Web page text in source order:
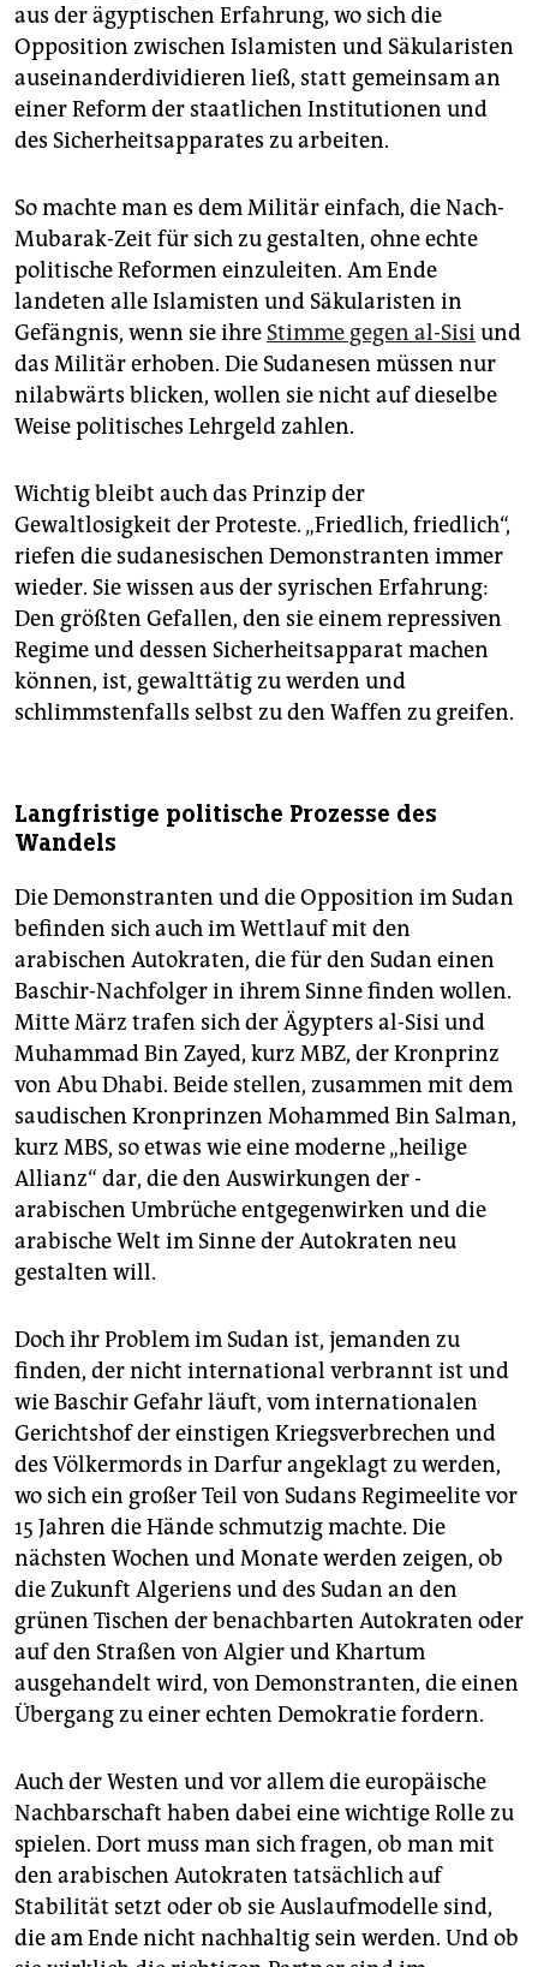
aus der ägyptischen Erfahrung, wo sich die
Opposition zwischen Islamisten und Säkularisten
auseinanderdividieren ließ, statt gemeinsam an
einer Reform der staatlichen Institutionen und
des Sicherheitsapparates zu arbeiten.
So machte man es dem Militär einfach, die Nach-
Mubarak-Zeit für sich zu gestalten, ohne echte
politische Reformen einzuleiten. Am Ende
landeten alle Islamisten und Säkularisten in
Gefängnis, wenn sie ihre Stimme gegen al-Sisiund
das Militär erhoben. Die Sudanesen müssen nur
nilabwärts blicken, wollen sie nicht auf dieselbe
Weise politisches Lehrgeld zahlen.
Wichtig bleibt auch das Prinzip der
Gewaltlosigkeit der Proteste. „Friedlich, friedlich“,
riefen die sudanesischen Demonstranten immer
wieder. Sie wissen aus der syrischen Erfahrung:
Den größten Gefallen, den sie einem repressiven
Regime und dessen Sicherheitsapparat machen
können, ist, gewalttätig zu werden und
schlimmstenfalls selbst zu den Waffen zu greifen.
Langfristige politische Prozesse des
Wandels
Die Demonstranten und die Opposition im Sudan
befinden sich auch im Wettlauf mit den
arabischen Autokraten, die für den Sudan einen
Baschir-Nachfolger in ihrem Sinne finden wollen.
Mitte März trafen sich der Ägypters al-Sisi und
Muhammad Bin Zayed, kurz MBZ, der Kronprinz
von Abu Dhabi. Beide stellen, zusammen mit dem
saudischen Kronprinzen Mohammed Bin Salman,
kurz MBS, so etwas wie eine moderne „heilige
Allianz“ dar, die den Auswirkungen der ­
arabischen Umbrüche entgegenwirken und die
arabische Welt im Sinne der Autokraten neu
gestalten will.
Doch ihr Problem im Sudan ist, jemanden zu
finden, der nicht international verbrannt ist und
wie Baschir Gefahr läuft, vom internationalen
Gerichtshof der einstigen Kriegsverbrechen und
des Völkermords in Darfur angeklagt zu werden,
wo sich ein großer Teil von Sudans Regime­elite vor
15 Jahren die Hände schmutzig machte. Die
nächsten Wochen und Monate werden ­zeigen, ob
die Zukunft Algeriens und des Sudan an den
grünen Tischen der benachbarten Auto­kraten oder
auf den Straßen von Algier und Khartum
ausgehandelt wird, von Demonstranten, die einen
Übergang zu einer echten Demokratie fordern.
Auch der Westen und vor allem die europäische
Nachbarschaft haben dabei eine wichtige Rolle zu
spielen. Dort muss man sich fragen, ob man mit
den arabischen Autokraten tatsächlich auf
Stabilität setzt oder ob sie Auslaufmodelle sind,
die am Ende nicht nachhaltig sein werden. Und ob